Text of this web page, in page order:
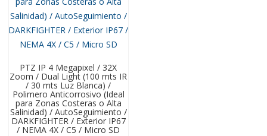
PTZ IP 4 Megapixel / 32X
Zoom / Dual Light (100 mts IR
/ 30 mts Luz Blanca) /
Polimero Anticorrosivo (Ideal
para Zonas Costeras o Alta
Salinidad) / AutoSeguimiento /
DARKFIGHTER / Exterior IP67
/ NEMA 4X / C5 / Micro SD